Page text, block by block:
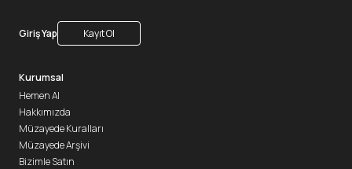
Giriş Yap Kayıt Ol
Kurumsal
Hemen Al
Hakkımızda
Müzayede Kuralları
Müzayede Arşivi
Bizimle Satın